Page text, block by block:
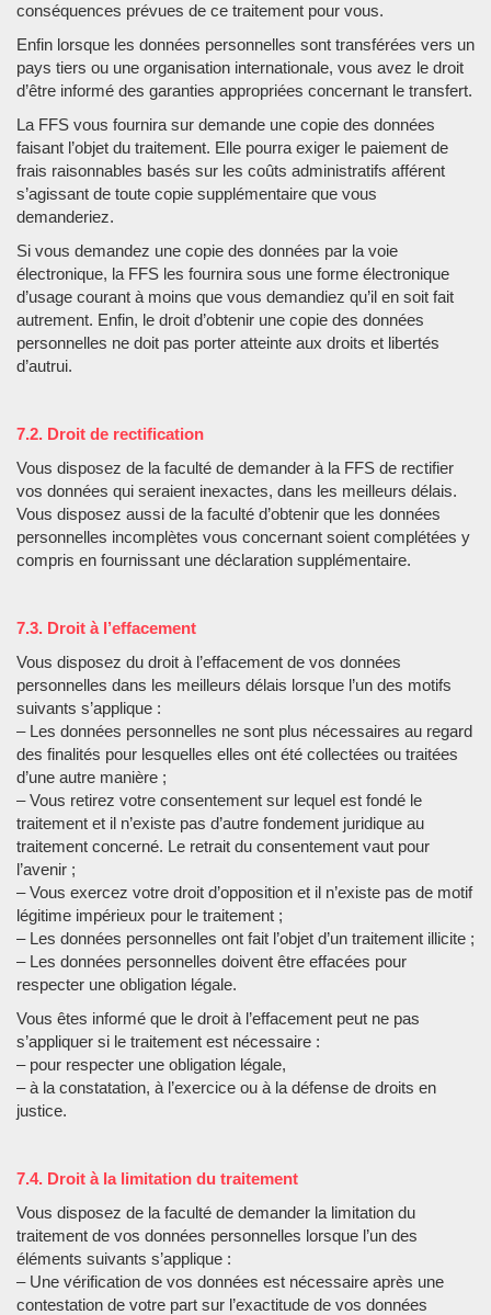
conséquences prévues de ce traitement pour vous.
Enfin lorsque les données personnelles sont transférées vers un
pays tiers ou une organisation internationale, vous avez le droit
d’être informé des garanties appropriées concernant le transfert.
La FFS vous fournira sur demande une copie des données
faisant l’objet du traitement. Elle pourra exiger le paiement de
frais raisonnables basés sur les coûts administratifs afférent
s’agissant de toute copie supplémentaire que vous
demanderiez.
Si vous demandez une copie des données par la voie
électronique, la FFS les fournira sous une forme électronique
d’usage courant à moins que vous demandiez qu’il en soit fait
autrement. Enfin, le droit d’obtenir une copie des données
personnelles ne doit pas porter atteinte aux droits et libertés
d’autrui.
7.2. Droit de rectification
Vous disposez de la faculté de demander à la FFS de rectifier
vos données qui seraient inexactes, dans les meilleurs délais.
Vous disposez aussi de la faculté d’obtenir que les données
personnelles incomplètes vous concernant soient complétées y
compris en fournissant une déclaration supplémentaire.
7.3. Droit à l’effacement
Vous disposez du droit à l’effacement de vos données
personnelles dans les meilleurs délais lorsque l’un des motifs
suivants s’applique :
– Les données personnelles ne sont plus nécessaires au regard
des finalités pour lesquelles elles ont été collectées ou traitées
d’une autre manière ;
– Vous retirez votre consentement sur lequel est fondé le
traitement et il n’existe pas d’autre fondement juridique au
traitement concerné. Le retrait du consentement vaut pour
l’avenir ;
– Vous exercez votre droit d’opposition et il n’existe pas de motif
légitime impérieux pour le traitement ;
– Les données personnelles ont fait l’objet d’un traitement illicite ;
– Les données personnelles doivent être effacées pour
respecter une obligation légale.
Vous êtes informé que le droit à l’effacement peut ne pas
s’appliquer si le traitement est nécessaire :
– pour respecter une obligation légale,
– à la constatation, à l’exercice ou à la défense de droits en
justice.
7.4. Droit à la limitation du traitement
Vous disposez de la faculté de demander la limitation du
traitement de vos données personnelles lorsque l’un des
éléments suivants s’applique :
– Une vérification de vos données est nécessaire après une
contestation de votre part sur l’exactitude de vos données